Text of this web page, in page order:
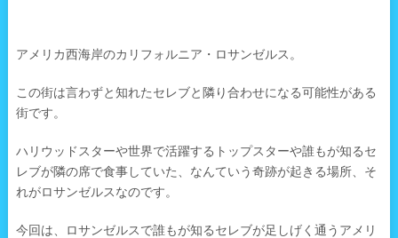
アメリカ西海岸のカリフォルニア・ロサンゼルス。
この街は言わずと知れたセレブと隣り合わせになる可能性がある
街です。
ハリウッドスターや世界で活躍するトップスターや誰もが知るセ
レブが隣の席で食事していた、なんていう奇跡が起きる場所、そ
れがロサンゼルスなのです。
今回は、ロサンゼルスで誰もが知るセレブが足しげく通うアメリ